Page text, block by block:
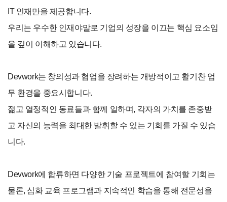
IT 인재만을 제공합니다.
우리는 우수한 인재야말로 기업의 성장을 이끄는 핵심 요소임
을 깊이 이해하고 있습니다.
Devwork는 창의성과 협업을 장려하는 개방적이고 활기찬 업
무 환경을 중요시합니다.
젊고 열정적인 동료들과 함께 일하며, 각자의 가치를 존중받
고 자신의 능력을 최대한 발휘할 수 있는 기회를 가질 수 있습
니다.
Devwork에 합류하면 다양한 기술 프로젝트에 참여할 기회는
물론, 심화 교육 프로그램과 지속적인 학습을 통해 전문성을